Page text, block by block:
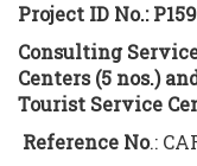
Project ID No.:
Consulting
Centers(5 nos.)
Tourist Service C
Reference No.: